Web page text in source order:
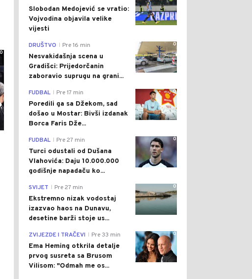
0
Slobodan Medojević se vratio:
Vojvodina objavila velike
vijesti
0
DRUŠTVO Pre 16 min
Nesvakidašnja scena u
Gradišci: Prijedorčanin
zaboravio suprugu na grani...
0
FUDBAL Pre 17 min
Poredili ga sa Džekom, sad
došao u Mostar: Bivši izdanak
Borca Faris Dže...
0
FUDBAL Pre 27 min
Turci odustali od Dušana
Vlahovića: Daju 10.000.000
godišnje napadaču ko...
0
SVIJET Pre 27 min
Ekstremno nizak vodostaj
izazvao haos na Dunavu,
desetine barži stoje us...
0
ZVIJEZDE I TRAČEVI Pre 33 min
Ema Heming otkrila detalje
prvog susreta sa Brusom
Vilisom: "Odmah me os...